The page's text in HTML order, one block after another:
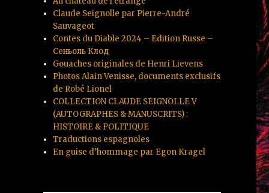
Claude Seignolle par Pierre-André
Sauvageot
Contes du Diable 2024 – Edition Russe –
Сеньоль Клод
Gouaches originales de Henri Lievens
Photos Alain Venisse, documents exclusifs
de Robé Lionel
COLLECTION CLAUDE SEIGNOLLE V
(AUTOGRAPHES & MANUSCRITS) :
HISTOIRE & POLITIQUE
Traductions espagnoles
En guise d’hommage par Egon Kragel